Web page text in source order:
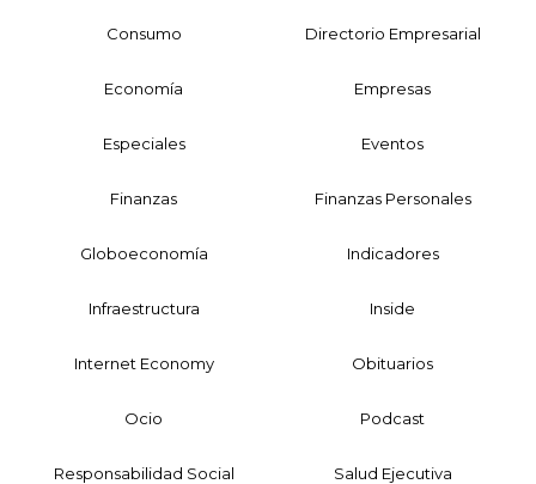
Consumo Directorio Empresarial
Economía Empresas
Especiales Eventos
Finanzas Finanzas Personales
Globoeconomía Indicadores
Infraestructura Inside
Internet Economy Obituarios
Ocio Podcast
Responsabilidad Social Salud Ejecutiva